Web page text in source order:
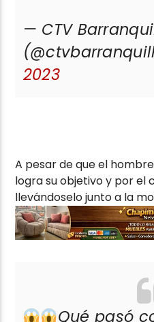
— CTV
2023
A pesar de que el
logra su objetivo y por el
llevándoselo junto a la
Qué pasó